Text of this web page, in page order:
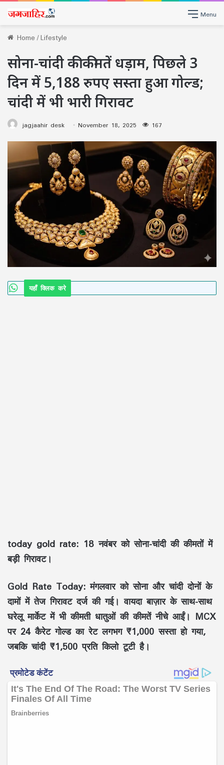
Menu
Home/Lifestyle
सोना-चांदी की कीमतें धड़ाम, पिछले 3
दिन में 5,188 रुपए सस्ता हुआ गोल्ड;
चांदी में भी भारी गिरावट
jagjaahir desk November 18, 2025 167
यहाँ क्लिक करे
today gold rate: 18 नवंबर को सोना-चांदी की कीमतों में
बड़ी गिरावट।
Gold Rate Today:मंगलवार को सोना और चांदी दोनों के
दामों में तेज गिरावट दर्ज की गई। वायदा बाज़ार के साथ-साथ
घरेलू मार्केट में भी कीमती धातुओं की कीमतें नीचे आईं। MCX
पर 24 कैरेट गोल्ड का रेट लगभग ₹1,000 सस्ता हो गया,
जबकि चांदी ₹1,500 प्रति किलो टूटी है।